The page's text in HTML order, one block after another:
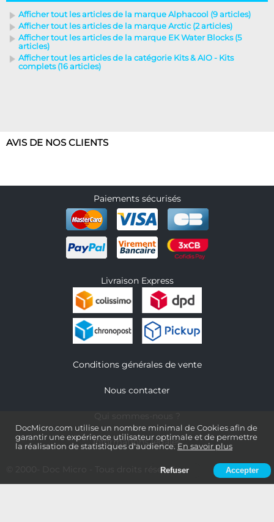
DocMicro.com utilise un nombre minimal de Cookies afin de
garantir une expérience utilisateur optimale et de permettre
la réalisation de statistiques d'audience. En savoir plus
Refuser Accepter
Afficher tout les articles de la marque Alphacool (9 articles)
Afficher tout les articles de la marque Arctic (2 articles)
Afficher tout les articles de la marque EK Water Blocks (5
articles)
Afficher tout les articles de la catégorie Kits & AIO - Kits
complets (16 articles)
AVIS DE NOS CLIENTS
Paiements sécurisés
Livraison Express
Conditions générales de vente
Nous contacter
Informations légales
- Tous droits réservés